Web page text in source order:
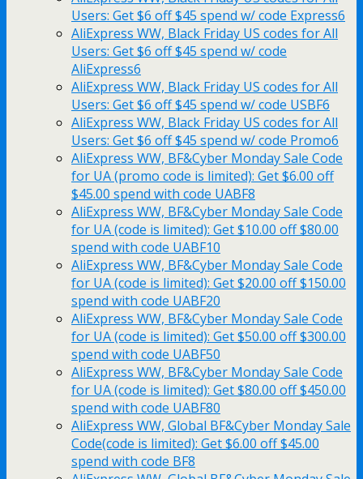
Users: Get $6 off $45 spend w/ code Express6
AliExpress WW, Black Friday US codes for All
Users: Get $6 off $45 spend w/ code
AliExpress6
AliExpress WW, Black Friday US codes for All
Users: Get $6 off $45 spend w/ code USBF6
AliExpress WW, Black Friday US codes for All
Users: Get $6 off $45 spend w/ code Promo6
AliExpress WW, BF&Cyber Monday Sale Code
for UA (promo code is limited): Get $6.00 off
$45.00 spend with code UABF8
AliExpress WW, BF&Cyber Monday Sale Code
for UA (code is limited): Get $10.00 off $80.00
spend with code UABF10
AliExpress WW, BF&Cyber Monday Sale Code
for UA (code is limited): Get $20.00 off $150.00
spend with code UABF20
AliExpress WW, BF&Cyber Monday Sale Code
for UA (code is limited): Get $50.00 off $300.00
spend with code UABF50
AliExpress WW, BF&Cyber Monday Sale Code
for UA (code is limited): Get $80.00 off $450.00
spend with code UABF80
AliExpress WW, Global BF&Cyber Monday Sale
Code(code is limited): Get $6.00 off $45.00
spend with code BF8